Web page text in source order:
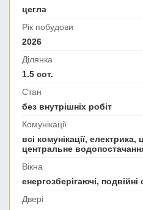
цегла
Рік побудови
2026
Ділянка
1.5 сот.
Стан
без внутрішніх робіт
Комунікації
всі комунікації, електрика,
центральне
Вікна
енергозберігаючі, подвійні
Двері